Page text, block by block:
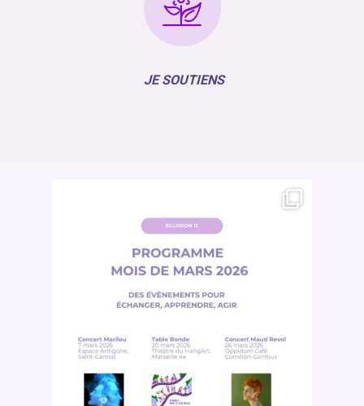
JE SOUTIENS